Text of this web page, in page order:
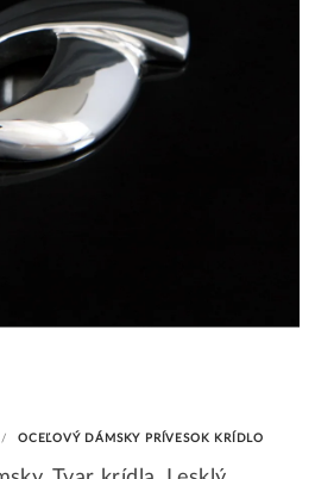
/ OCEĽOVÝ DÁMSKY PRÍVESOK KRÍDLO